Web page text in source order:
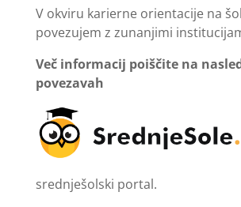
V okviru karierne orientacije na
povezujem z zunanjimi
Več informacij poiščite na
povezavah
srednješolski portal.